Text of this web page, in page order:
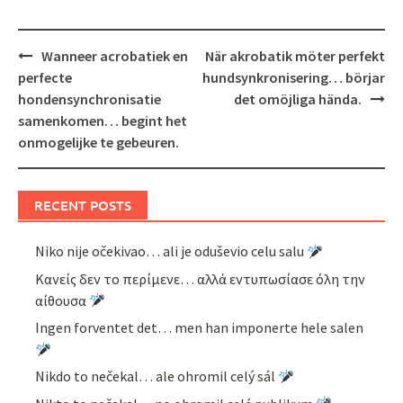
Post
navigation
Wanneer acrobatiek en
perfecte
hondensynchronisatie
samenkomen… begint het
onmogelijke te gebeuren.
När akrobatik möter perfekt
hundsynkronisering… börjar
det omöjliga hända.
RECENT POSTS
Niko nije očekivao… ali je oduševio celu salu
Κανείς δεν το περίμενε… αλλά εντυπωσίασε όλη την
αίθουσα
Ingen forventet det… men han imponerte hele salen
Nikdo to nečekal… ale ohromil celý sál